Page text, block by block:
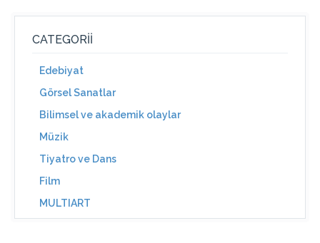
CATEGORII
Edebiyat
Görsel Sanatlar
Bilimsel ve akademik olaylar
Müzik
Tiyatro ve Dans
Film
MULTIART